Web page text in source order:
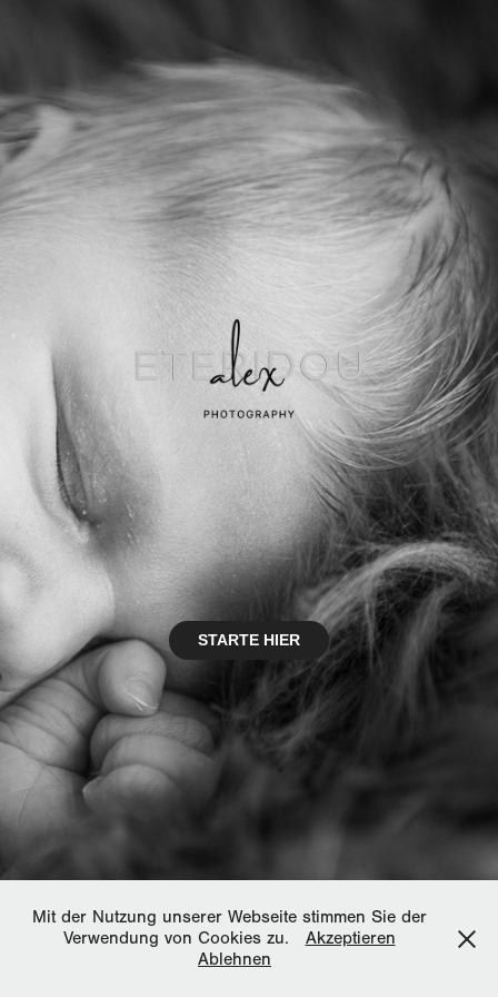
STARTE HIER
Mit der Nutzung unserer Webseite stimmen Sie der
Verwendung von Cookies zu.
Akzeptieren
Ablehnen